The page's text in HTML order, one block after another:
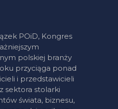
POiD, Kongres
polskiej branży
przyciąga ponad
i przedstawicieli
sektora stolarki
świata, biznesu,